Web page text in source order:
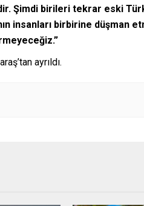
Şimdi birileri tekrar eski
insanları birbirine düşman
ayrıldı.